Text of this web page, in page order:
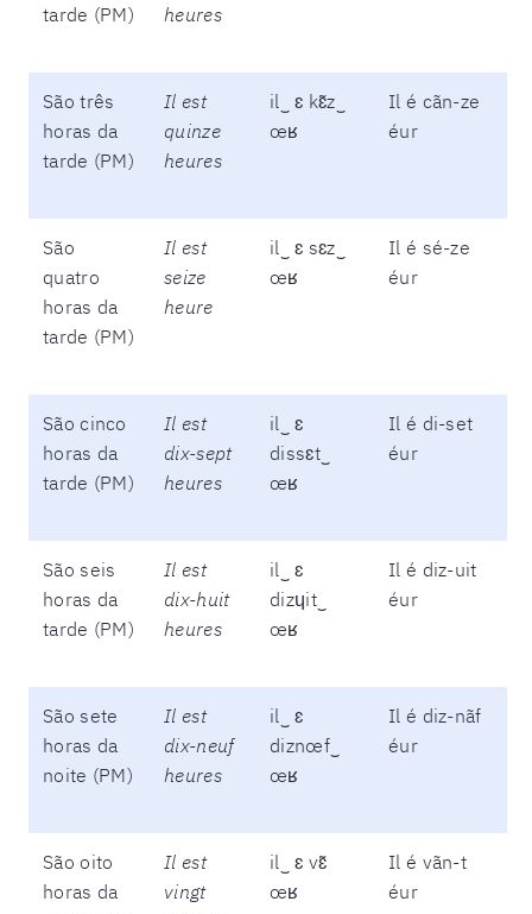
tarde (PM) heures
São três
horas da
tarde (PM)
Il est
quinze
heures
il‿ ɛ kɛ̃z‿
œʁ
Il é cãn-ze
éur
São
quatro
horas da
tarde (PM)
Il est
seize
heure
il‿ ɛ sɛz‿
œʁ
Il é sé-ze
éur
São cinco
horas da
tarde (PM)
Il est
dix-sept
heures
il‿ ɛ
dissɛt‿
œʁ
Il é di-set
éur
São seis
horas da
tarde (PM)
Il est
dix-huit
heures
il‿ ɛ
dizɥit‿
œʁ
Il é diz-uit
éur
São sete
horas da
noite (PM)
Il est
dix-neuf
heures
il‿ ɛ
diznœf‿
œʁ
Il é diz-nãf
éur
São oito
horas da
Il est
vingt
il‿ ɛ vɛ̃
œʁ
Il é vãn-t
éur